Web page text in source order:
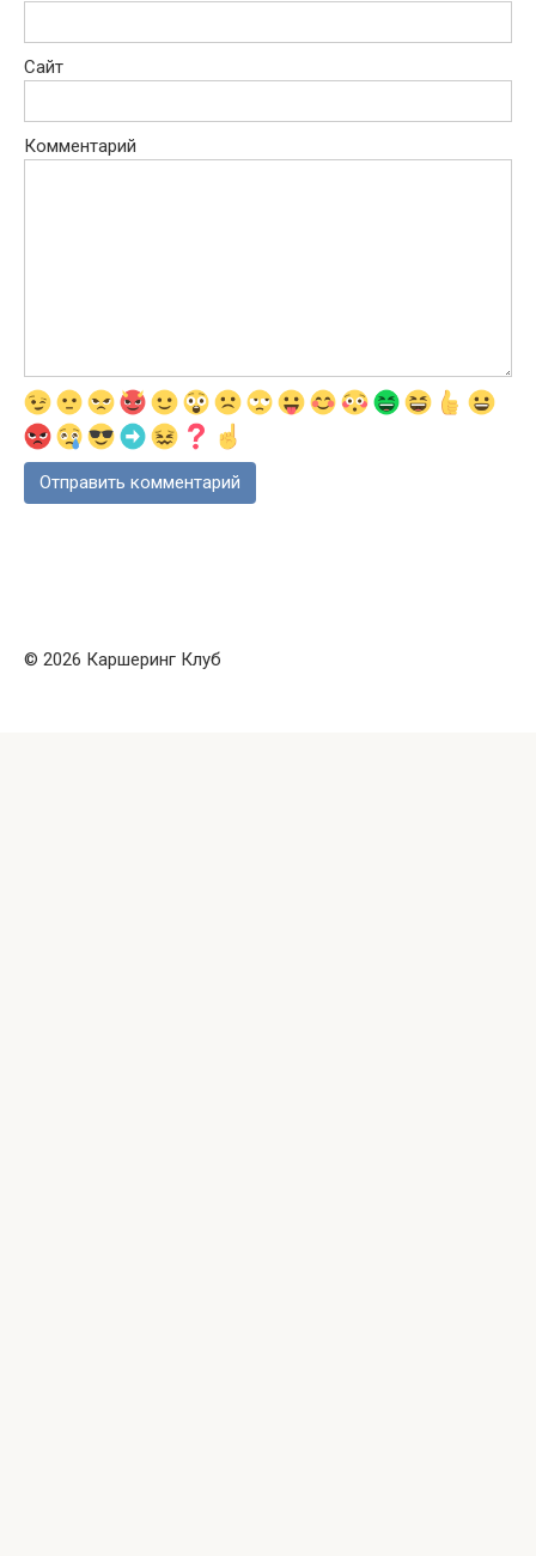
Сайт
Комментарий
© 2026 Каршеринг Клуб